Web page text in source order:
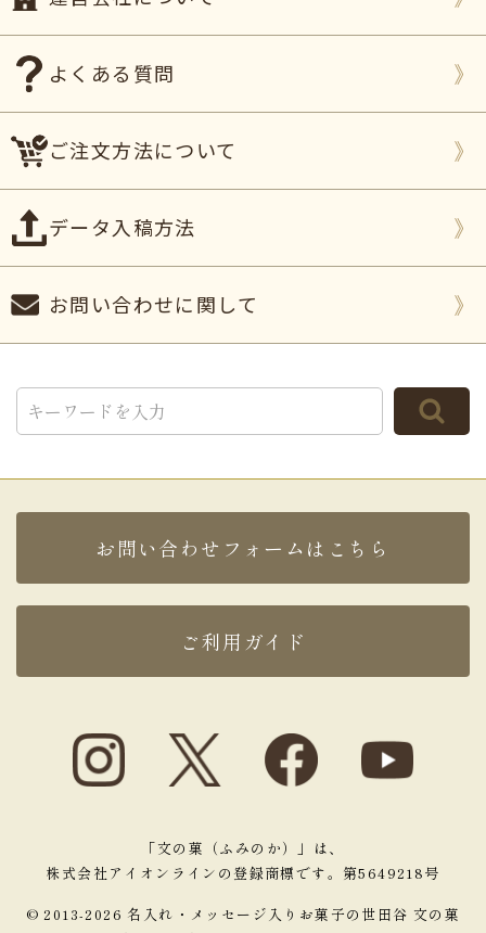
よくある質問
ご注文方法について
データ入稿方法
お問い合わせに関して
お問い合わせフォームはこちら
ご利用ガイド
「文の菓（ふみのか）」は、
株式会社アイオンラインの登録商標です。第5649218号
© 2013-2026 名入れ・メッセージ入りお菓子の世田谷 文の菓